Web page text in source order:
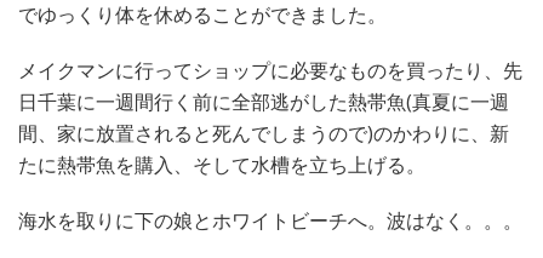
でゆっくり体を休めることができました。
メイクマンに行ってショップに必要なものを買ったり、先
日千葉に一週間行く前に全部逃がした熱帯魚(真夏に一週
間、家に放置されると死んでしまうので)のかわりに、新
たに熱帯魚を購入、そして水槽を立ち上げる。
海水を取りに下の娘とホワイトビーチへ。波はなく。。。